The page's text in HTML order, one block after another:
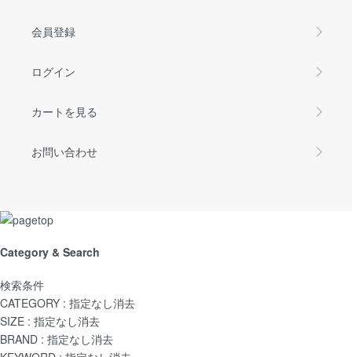
会員登録
ログイン
カートを見る
お問い合わせ
Category & Search
検索条件
CATEGORY : 指定なし消去
SIZE : 指定なし消去
BRAND : 指定なし消去